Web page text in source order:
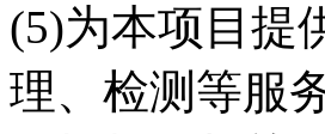
(5)为本项目提
理、检测等服